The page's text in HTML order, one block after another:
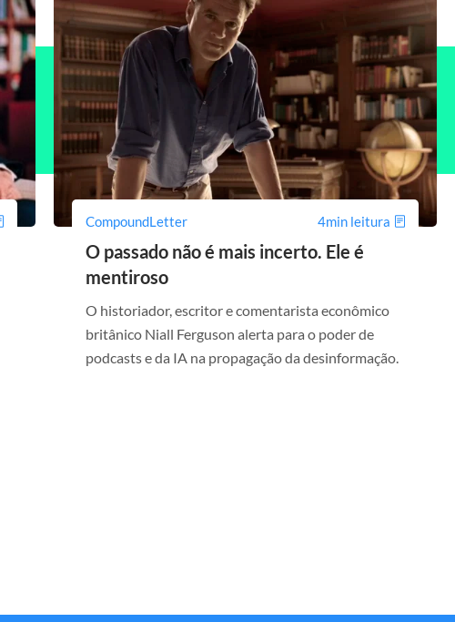
CompoundLetter 4min leitura
O passado não é mais incerto. Ele é
mentiroso
O historiador, escritor e comentarista econômico
britânico Niall Ferguson alerta para o poder de
podcasts e da IA na propagação da desinformação.